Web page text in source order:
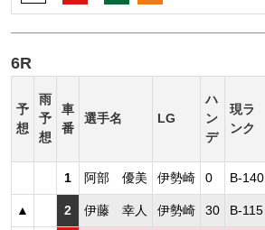
6R
予
想
雨
予
想
車
番
選手名 LG
ハ
ン
デ
現ラ
ンク
1 阿部 優美 伊勢崎 0 B-140
▲ 2 伊藤 幸人 伊勢崎 30 B-115